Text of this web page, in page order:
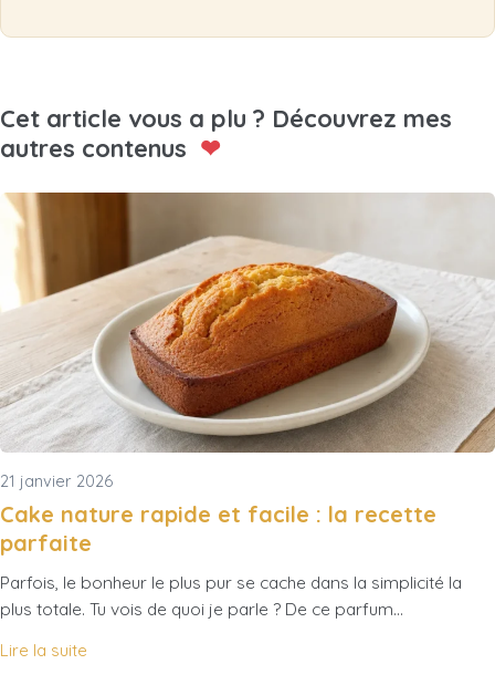
Cet article vous a plu ? Découvrez mes
autres contenus ❤
21 janvier 2026
Cake nature rapide et facile : la recette
parfaite
Parfois, le bonheur le plus pur se cache dans la simplicité la
plus totale. Tu vois de quoi je parle ? De ce parfum…
Lire la suite